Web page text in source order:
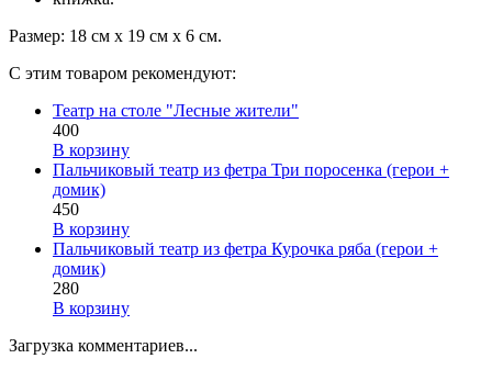
Размер: 18 см x 19 см x 6 см.
С этим товаром рекомендуют:
Театр на столе "Лесные жители"
400
В корзину
Пальчиковый театр из фетра Три поросенка (герои +
домик)
450
В корзину
Пальчиковый театр из фетра Курочка ряба (герои +
домик)
280
В корзину
Загрузка комментариев...